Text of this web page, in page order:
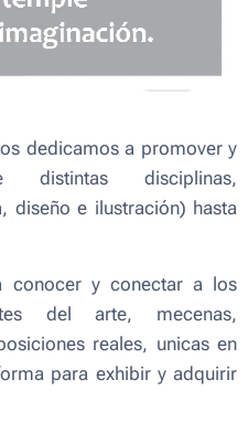
dedicamos a promover y
disciplinas,
diseño e ilustración) hasta
conocer y conectar a los
del arte, mecenas,
reales, unicas en
para exhibir y adquirir